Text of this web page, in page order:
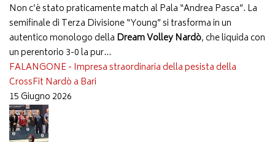
Non c’è stato praticamente match al Pala “Andrea Pasca”. La
semifinale di Terza Divisione “Young” si trasforma in un
autentico monologo della Dream Volley Nardò, che liquida con
un perentorio 3-0 la pur...
FALANGONE - Impresa straordinaria della pesista della
CrossFit Nardò a Bari
15 Giugno 2026